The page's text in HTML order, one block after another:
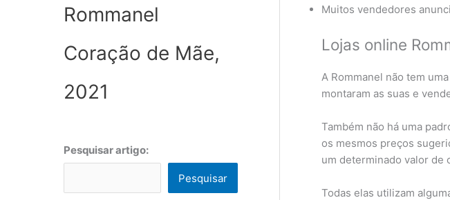
Rommanel
Coração de Mãe,
2021
Pesquisar artigo:
Pesquisar
Muitos vendedores
Lojas online
A Rommanel não tem
montaram as suas e
Também não há uma
os mesmos preços
um determinado valor de
Todas elas utilizam